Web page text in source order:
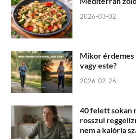
2026-03-02
Mikor
vagy este?
2026-02-26
40 felett sokan
rosszul
nem a kalória